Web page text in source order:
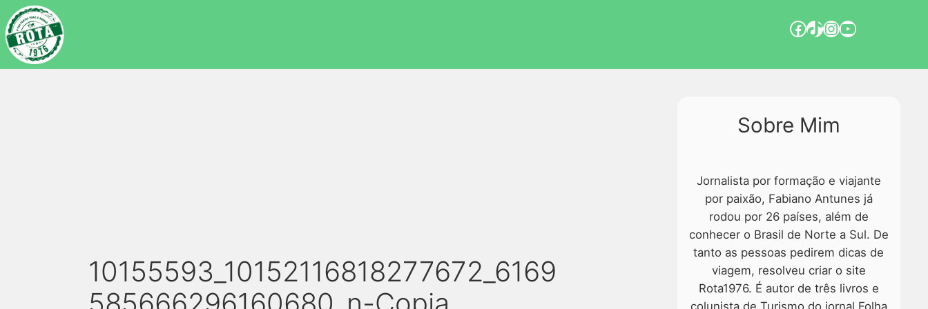
10155593_10152116818277672_6169
Sobre Mim
Jornalista por formação e viajante
por paixão, Fabiano Antunes já
rodou por 26 países, além de
conhecer o Brasil de Norte a Sul. De
tanto as pessoas pedirem dicas de
viagem, resolveu criar o site
Rota1976. É autor de três livros e
colunista de Turismo do jornal Folha